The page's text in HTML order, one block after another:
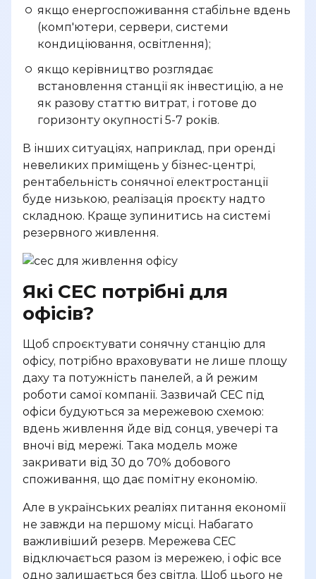
якщо енергоспоживання стабільне вдень
(комп'ютери, сервери, системи
кондиціювання, освітлення);
якщо керівництво розглядає
встановлення станції як інвестицію, а не
як разову статтю витрат, і готове до
горизонту окупності 5-7 років.
В інших ситуаціях, наприклад, при оренді
невеликих приміщень у бізнес-центрі,
рентабельність сонячної електростанції
буде низькою, реалізація проєкту надто
складною. Краще зупинитись на системі
резервного живлення.
Які СЕС потрібні для
офісів?
Щоб спроєктувати сонячну станцію для
офісу, потрібно враховувати не лише площу
даху та потужність панелей, а й режим
роботи самої компанії. Зазвичай СЕС під
офіси будуються за мережевою схемою:
вдень живлення йде від сонця, увечері та
вночі від мережі. Така модель може
закривати від 30 до 70% добового
споживання, що дає помітну економію.
Але в українських реаліях питання економії
не завжди на першому місці. Набагато
важливіший резерв. Мережева СЕС
відключається разом із мережею, і офіс все
одно залишається без світла. Щоб цього не